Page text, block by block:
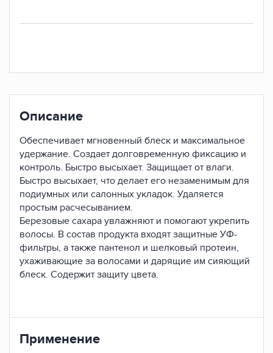
Описание
Обеспечивает мгновенный блеск и максимальное
удержание. Создает долговременную фиксацию и
контроль. Быстро высыхает. Защищает от влаги.
Быстро высыхает, что делает его незаменимым для
подиумных или салонных укладок. Удаляется
простым расчесыванием.
Березовые сахара увлажняют и помогают укрепить
волосы. В состав продукта входят защитные УФ-
фильтры, а также пантенол и шелковый протеин,
ухаживающие за волосами и дарящие им сияющий
блеск. Содержит защиту цвета.
Применение